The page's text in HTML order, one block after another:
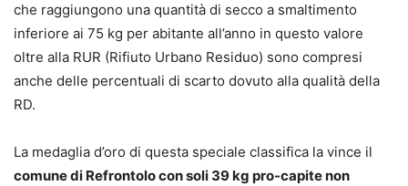
che raggiungono una quantità di secco a smaltimento
inferiore ai 75 kg per abitante all’anno in questo valore
oltre alla RUR (Rifiuto Urbano Residuo) sono compresi
anche delle percentuali di scarto dovuto alla qualità della
RD.
La medaglia d’oro di questa speciale classifica la vince il
comune di Refrontolo con soli 39 kg pro-capite non